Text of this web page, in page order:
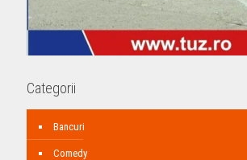
Categorii
Bancuri
Comedy